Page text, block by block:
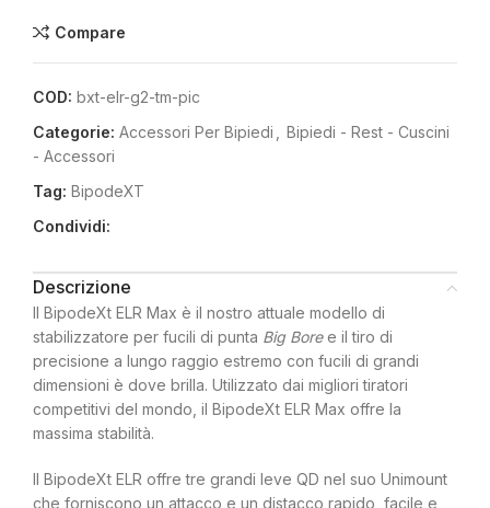
Compare
COD: bxt-elr-g2-tm-pic
Categorie: Accessori Per Bipiedi
Bipiedi - Rest - Cuscini
- Accessori
Tag: BipodeXT
Condividi:
Descrizione
Il BipodeXt ELR Max è il nostro attuale modello di
stabilizzatore per fucili di punta Big Boree il tiro di
precisione a lungo raggio estremo con fucili di grandi
dimensioni è dove brilla. Utilizzato dai migliori tiratori
competitivi del mondo, il BipodeXt ELR Max offre la
massima stabilità.
Il BipodeXt ELR offre tre grandi leve QD nel suo Unimount
che forniscono un attacco e un distacco rapido, facile e